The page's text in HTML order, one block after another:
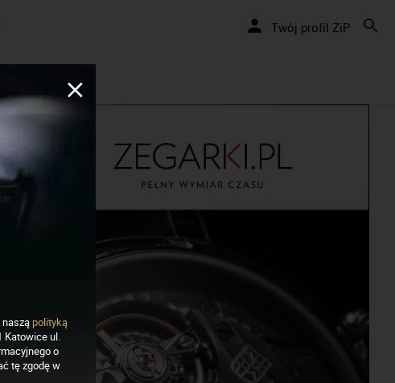
Twój profil ZiP
naszą polityką
Katowice ul.
o
tę zgodę w